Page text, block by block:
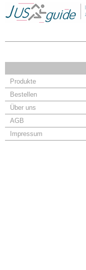
Produkte
Bestellen
Über uns
AGB
Impressum